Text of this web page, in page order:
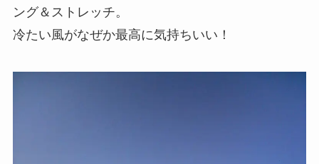
ング＆ストレッチ。
冷たい風がなぜか最高に気持ちいい！